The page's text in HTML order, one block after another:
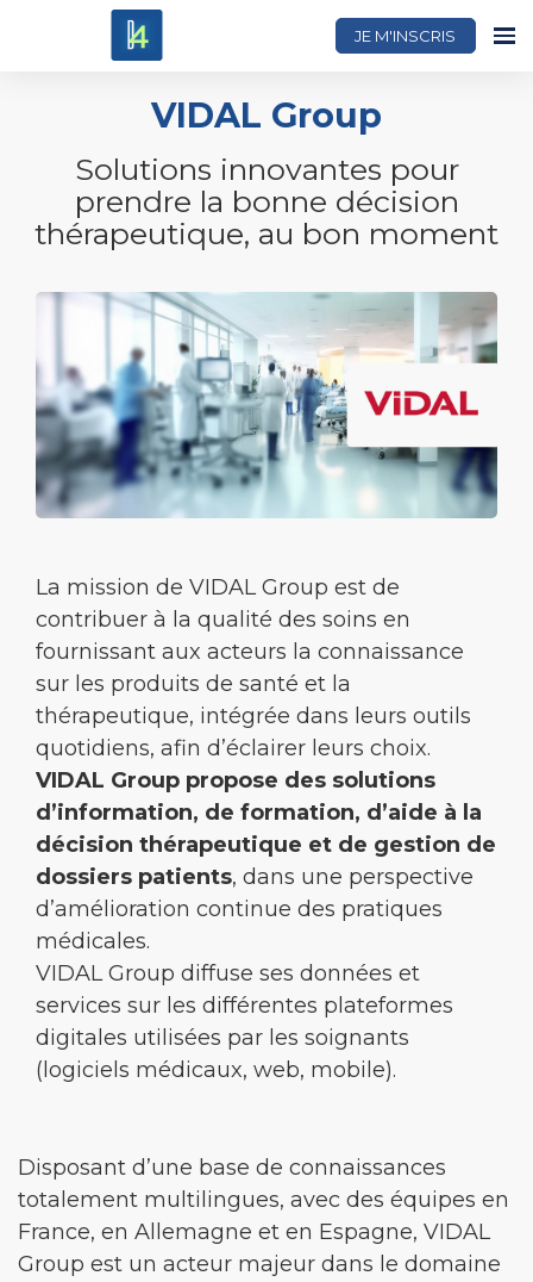
JE M'INSCRIS
VIDAL Group
Solutions innovantes pour
prendre la bonne décision
thérapeutique, au bon moment
La mission de VIDAL Group est de
contribuer à la qualité des soins en
fournissant aux acteurs la connaissance
sur les produits de santé et la
thérapeutique, intégrée dans leurs outils
quotidiens, afin d’éclairer leurs choix.
VIDAL Group propose des solutions
d’information, de formation, d’aide à la
décision thérapeutique et de gestion de
dossiers patients, dans une perspective
d’amélioration continue des pratiques
médicales.
VIDAL Group diffuse ses données et
services sur les différentes plateformes
digitales utilisées par les soignants
(logiciels médicaux, web, mobile).
Disposant d’une base de connaissances
totalement multilingues, avec des équipes en
France, en Allemagne et en Espagne, VIDAL
Group est un acteur majeur dans le domaine